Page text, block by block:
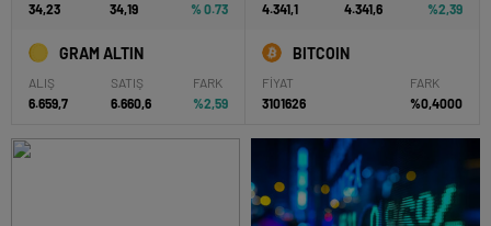
34,23
34,19
% 0.73
4.341,1
4.341,6
%2,39
GRAM ALTIN
ALIŞ
6.659,7
SATIŞ
6.660,6
FARK
%2,59
BITCOIN
FİYAT
3101626
FARK
%0,4000